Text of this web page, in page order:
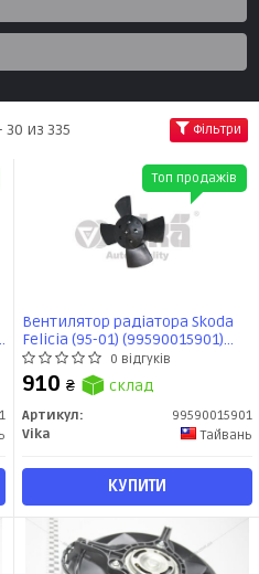
30 из 335 Фільтри
Вентилятор радіатора Skoda
Felicia (95-01) (99590015901)
VIKA
0 відгуків
910 ₴ склад
Артикул:
99590015901
Vika
Тайвань
КУПИТИ
Топ продажів